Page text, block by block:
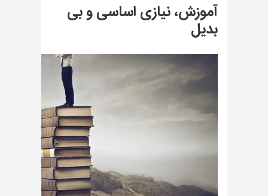
آموزش، نیازی اساسی و بی
بدیل